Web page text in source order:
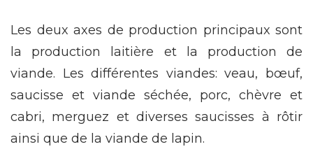
Les deux axes de production principaux sont
la production laitière et la production de
viande. Les différentes viandes: veau, bœuf,
saucisse et viande séchée, porc, chèvre et
cabri, merguez et diverses saucisses à rôtir
ainsi que de la viande de lapin.